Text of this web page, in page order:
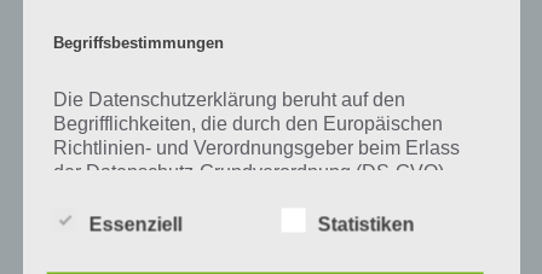
Begriffsbestimmungen
Die Datenschutzerklärung beruht auf den
Begrifflichkeiten, die durch den Europäischen
Richtlinien- und Verordnungsgeber beim Erlass
der Datenschutz-Grundverordnung (DS-GVO)
soll sowohl für die Öffentlichkeit als auch für
lesbar und verständlich sein. Um dies zu
Essenziell Statistiken